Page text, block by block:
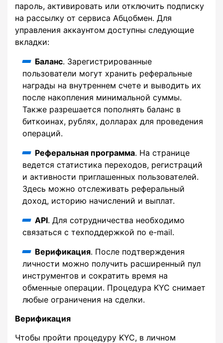
пароль, активировать или отключить подписку
на рассылку от сервиса Абцобмен. Для
управления аккаунтом доступны следующие
вкладки:
Баланс. Зарегистрированные
пользователи могут хранить реферальные
награды на внутреннем счете и выводить их
после накопления минимальной суммы.
Также разрешается пополнять баланс в
биткоинах, рублях, долларах для проведения
операций.
Реферальная программа. На странице
ведется статистика переходов, регистраций
и активности приглашенных пользователей.
Здесь можно отслеживать реферальный
доход, историю начислений и выплат.
API. Для сотрудничества необходимо
связаться с техподдержкой по e-mail.
Верификация. После подтверждения
личности можно получить расширенный пул
инструментов и сократить время на
обменные операции. Процедура KYC снимает
любые ограничения на сделки.
Верификация
Чтобы пройти процедуру KYC, в личном